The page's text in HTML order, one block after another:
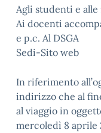
Agli studenti e alle
Ai docenti
e p.c. Al DSGA
Sedi-Sito web
In riferimento
indirizzo che al
al viaggio in
mercoledì 8 aprile